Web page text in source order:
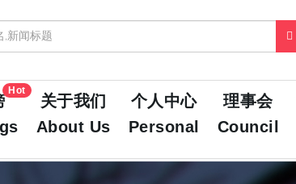
Hot
关于我们
About Us
个人中心
Personal
理事会
Council